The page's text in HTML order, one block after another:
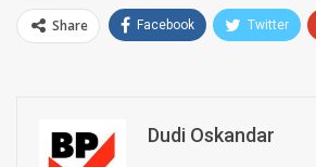
Share Facebook Twitter
Dudi Oskandar